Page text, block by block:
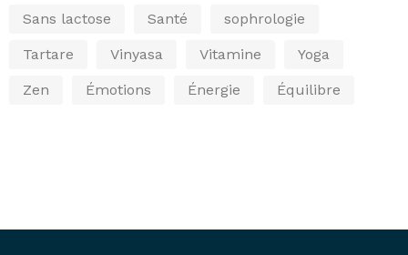
Sans lactose Santé sophrologie
Tartare Vinyasa Vitamine Yoga
Zen Émotions Énergie Équilibre